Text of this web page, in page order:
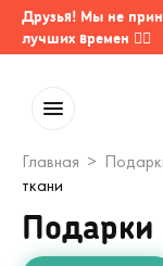
Друзья! Мы не
лучших времен 🤷‍♂️
Главная
ткани
Подарки